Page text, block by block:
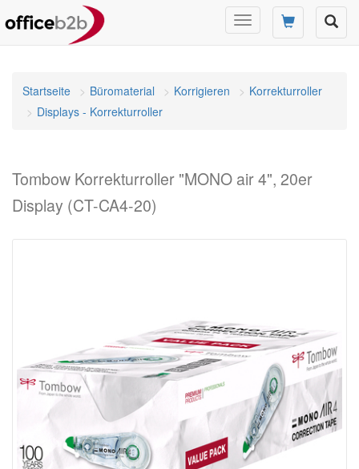
Navigation
umschalten
Startseite Büromaterial Korrigieren
Korrekturroller
Displays - Korrekturroller
Tombow Korrekturroller "MONO air 4", 20er
Display (CT-CA4-20)